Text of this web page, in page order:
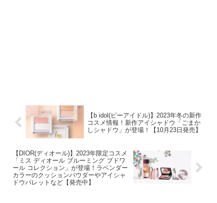
【b idol(ビーアイドル)】2023年冬の新作
コスメ情報！新作アイシャドウ「ごまか
しシャドウ」が登場！【10月23日発売】
【DIOR(ディオール)】2023年限定コスメ
「ミス ディオール ブルーミング ブドワ
ール コレクション」が登場！ラベンダー
カラーのクッションパウダーやアイシャ
ドウパレットなど【発売中】